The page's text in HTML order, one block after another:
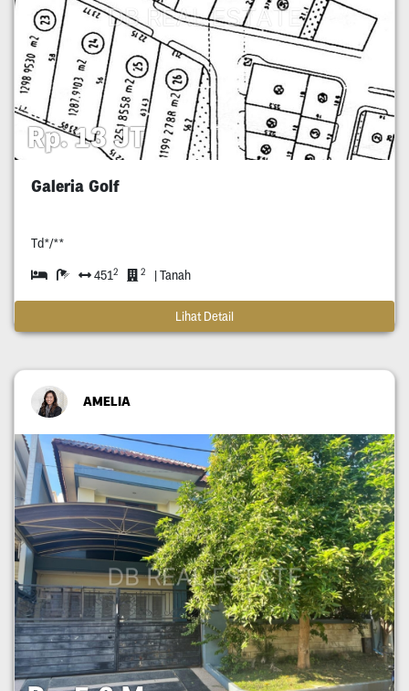
Rp. 13 JT
Galeria Golf
Td*/**
4512 2 | Tanah
Lihat Detail
AMELIA